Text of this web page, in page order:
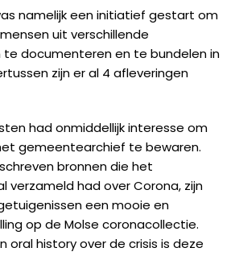
namelijk een initiatief gestart om
uit verschillende
te documenteren en te bundelen in
zijn er al 4 afleveringen
had onmiddellijk interesse om
gemeentearchief te bewaren.
bronnen die het
verzameld had over Corona, zijn
een mooie en
op de Molse coronacollectie.
oral history over de crisis is deze